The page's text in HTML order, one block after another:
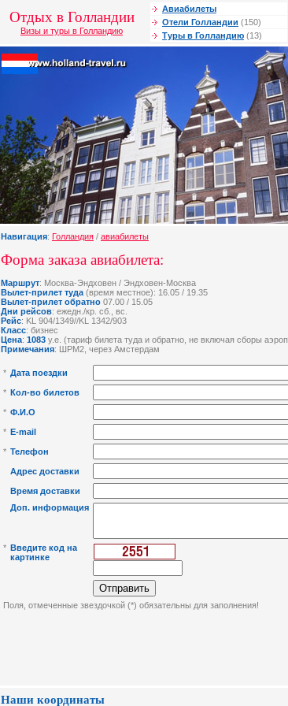
Отдых в Голландии
Визы и туры в Голландию
Авиабилеты
Отели Голландии (150)
Туры в Голландию (13)
Навигация: Голландия / авиабилеты
Форма заказа авиабилета:
Маршрут: Москва-Эндховен / Эндховен-Москва
Вылет-прилет туда(время местное): 16.05 / 19.35
Вылет-прилет обратно 07.00 / 15.05
Дни рейсов: ежедн./кр. сб., вс.
Рейс: KL 904/1349//KL 1342/903
Класс: бизнес
Цена: 1083 у.е. (тариф билета туда и обратно, не включая сборы
Примечания: ШРМ2, через Амстердам
* Дата поездки
* Кол-во билетов
* Ф.И.О
* E-mail
* Телефон
Адрес доставки
Время доставки
Доп. информация
* Введите код на
картинке
Поля, отмеченные звездочкой (*) обязательны для заполнения!
Наши координаты